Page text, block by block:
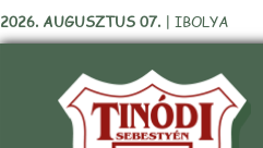
2026. AUGUSZTUS 07. | IBOLYA